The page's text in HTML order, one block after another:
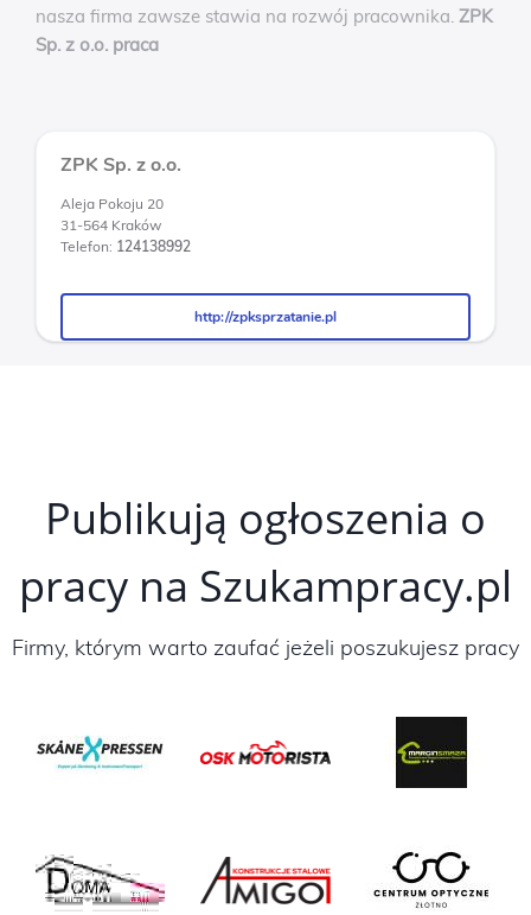
nasza firma zawsze stawia na rozwój pracownika. ZPK
Sp. z o.o. praca
ZPK Sp. z o.o.
Aleja Pokoju 20
31-564 Kraków
Telefon: 124138992
http://zpksprzatanie.pl
http://zpksprzatanie.pl
Publikują ogłoszenia o
pracy na Szukampracy.pl
Firmy, którym warto zaufać jeżeli poszukujesz pracy